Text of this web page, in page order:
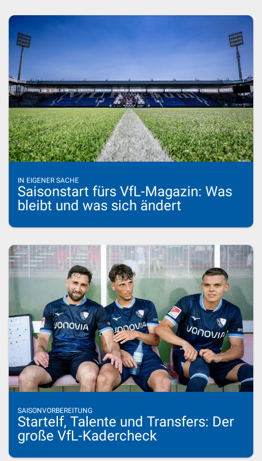
IN EIGENER SACHE
Saisonstart fürs VfL-Magazin: Was
bleibt und was sich ändert
SAISONVORBEREITUNG
Startelf, Talente und Transfers: Der
große VfL-Kadercheck